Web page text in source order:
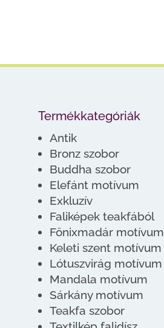
Termékkategóriák
Antik
Bronz szobor
Buddha szobor
Elefánt motívum
Exkluzív
Faliképek teakfából
Főnixmadár motívum
Keleti szent motívum
Lótuszvirág motívum
Mandala motívum
Sárkány motívum
Teakfa szobor